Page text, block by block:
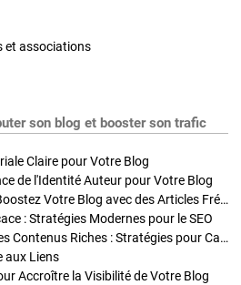
et associations
son blog et booster son trafic
Claire pour Votre Blog
de l'Identité Auteur pour Votre Blog
Stratégies de Publication : Boostez Votre Blog avec des Articles Fréquents et Exclusifs
: Stratégies Modernes pour le SEO
Enrichir Vos Articles avec des Contenus Riches : Stratégies pour Captiver et Optimiser
aux Liens
Accroître la Visibilité de Votre Blog